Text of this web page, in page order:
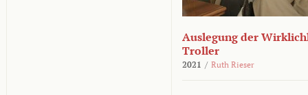
Auslegung der
Troller
2021 / Ruth Rieser